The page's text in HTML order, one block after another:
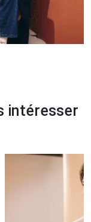
intéresser